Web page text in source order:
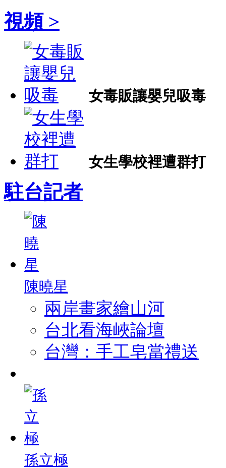
視頻 >
女毒販讓嬰兒吸毒
女生學校裡遭群打
駐台記者
陳曉星
兩岸畫家繪山河
台北看海峽論壇
台灣：手工皂當禮送
孫立極